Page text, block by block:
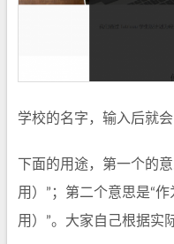
学校的名字，输入后就
下面的用途，第一个的
用）”；第二个意思是“
用）”。大家自己根据实